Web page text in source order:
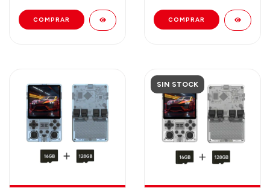
con más
BLACK) Consola retro
port
SIN STOCK